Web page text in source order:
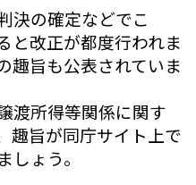
決の確定などでこ
と改正が都度行われま
趣旨も公表されていま
渡所得等関係に関す
趣旨が同庁サイト上で
ょう。